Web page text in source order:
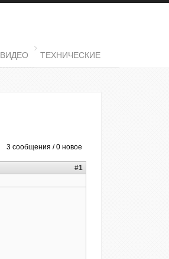
ВИДЕО ТЕХНИЧЕСКИЕ
3 сообщения / 0 новое
#1